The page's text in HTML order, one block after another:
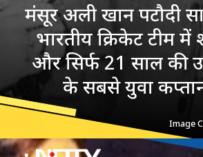
मंसूर अली खान पटौदी
भारतीय क्रिकेट टीम में
और सिर्फ 21 साल की
के सबसे युवा
Image